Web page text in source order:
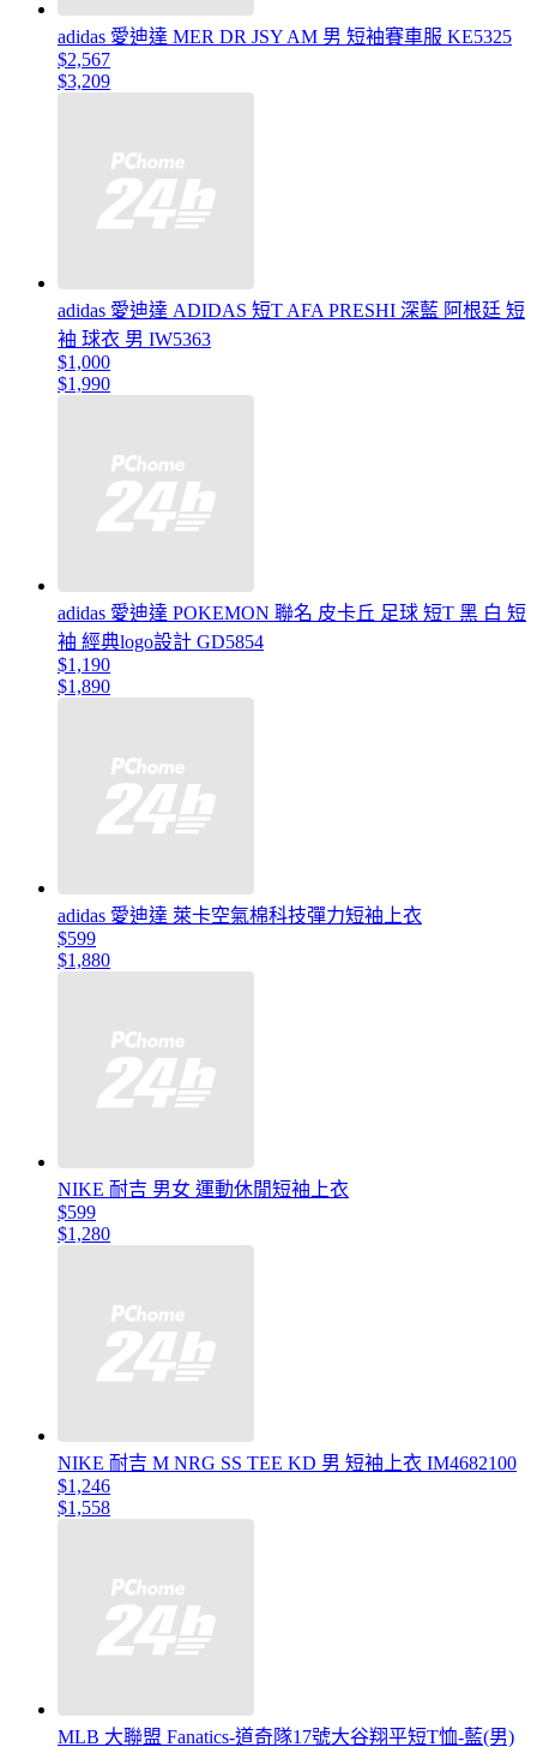
adidas 愛迪達 MER DR JSY AM 男 短袖賽車服 KE5325
$2,567
$3,209
adidas 愛迪達 ADIDAS 短T AFA PRESHI 深藍 阿根廷 短
袖 球衣 男 IW5363
$1,000
$1,990
adidas 愛迪達 POKEMON 聯名 皮卡丘 足球 短T 黑 白 短
袖 經典logo設計 GD5854
$1,190
$1,890
adidas 愛迪達 萊卡空氣棉科技彈力短袖上衣
$599
$1,880
NIKE 耐吉 男女 運動休閒短袖上衣
$599
$1,280
NIKE 耐吉 M NRG SS TEE KD 男 短袖上衣 IM4682100
$1,246
$1,558
MLB 大聯盟 Fanatics-道奇隊17號大谷翔平短T恤-藍(男)